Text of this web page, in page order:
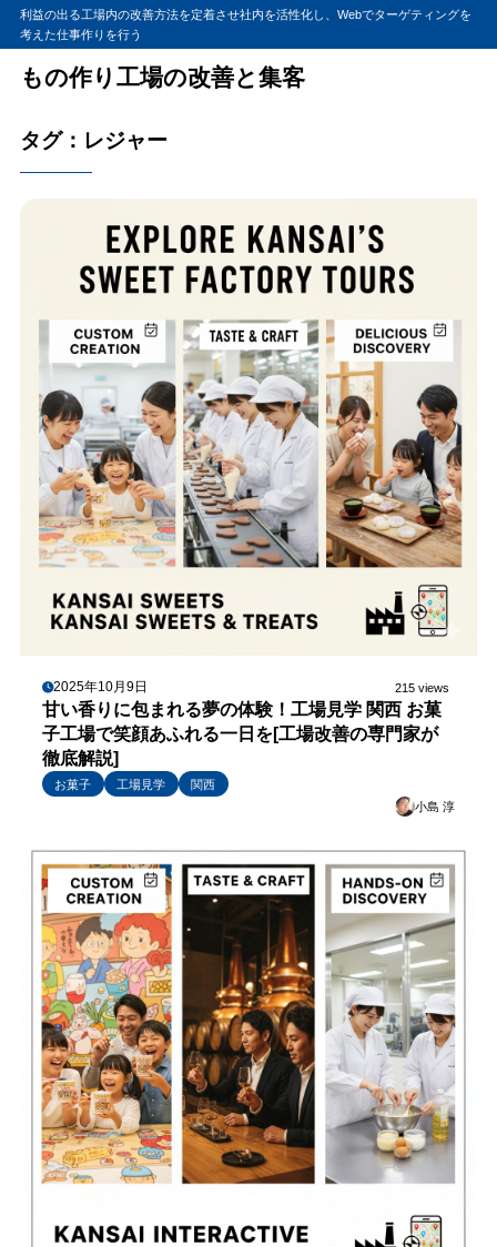
利益の出る工場内の改善方法を定着させ社内を活性化し、Webでターゲティングを
考えた仕事作りを行う
もの作り工場の改善と集客
タグ：レジャー
2025年10月9日 215 views
甘い香りに包まれる夢の体験！工場見学 関西 お菓
子工場で笑顔あふれる一日を[工場改善の専門家が
徹底解説]
お菓子 工場見学
関西
小島 淳